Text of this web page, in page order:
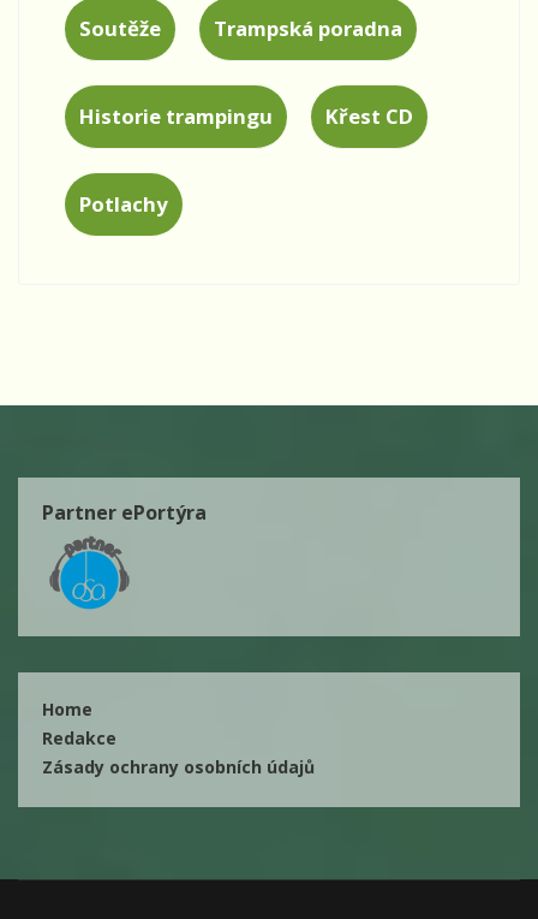
Soutěže Trampská poradna
Historie trampingu Křest CD
Potlachy
Partner ePortýra
Home
Redakce
Zásady ochrany osobních údajů